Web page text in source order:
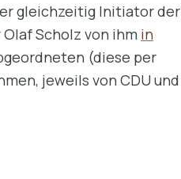
gleichzeitig Initiator der
Scholz von ihm in
(diese per
jeweils von CDU und